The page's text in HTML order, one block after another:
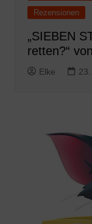
Rezensionen
„SIEBEN
retten?“
Elke